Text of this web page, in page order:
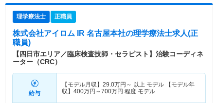
理学療法士 正職員
株式会社アイロム IR 名古屋本社の理学療法士求人(正
職員)
【四日市エリア／臨床検査技師・セラピスト】治験コーディネ
ーター（CRC）
給与
【モデル月収】 29.0万円～ 以上 モデル 【モデル年
収】 400万円～700万円 程度 モデル